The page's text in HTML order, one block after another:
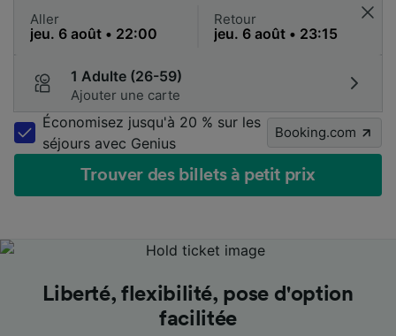
Aller Retour
1 Adulte (26-59)
Ajouter une carte
Économisez jusqu'à 20 % sur les
séjours avec Genius
Booking.com
Trouver des billets à petit prix
Liberté, flexibilité, pose d'option
facilitée
Un accompagnement aux petits
oignons
Les meilleurs prix en un coup d'œil
Liberté, flexibilité, pose d'option
facilitée
Un accompagnement aux petits
oignons
Les meilleurs prix en un coup d'œil
Liberté, flexibilité, pose d'option
facilitée
Un accompagnement aux petits
oignons
Les meilleurs prix en un coup d'œil